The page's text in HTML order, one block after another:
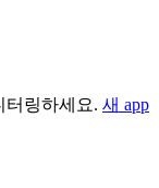
터링하세요. 새 app